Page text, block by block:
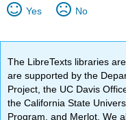
Yes No
The LibreTexts libraries are
are supported by the
Project, the UC Davis
the California State
Program, and Merlot. We